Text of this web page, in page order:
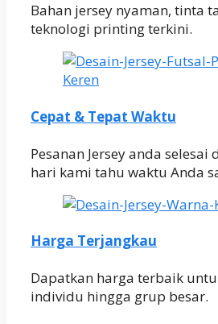
Bahan jersey nyaman, tinta
teknologi printing terkini.
Cepat & Tepat Waktu
Pesanan Jersey anda
hari kami tahu waktu Anda
Harga Terjangkau
Dapatkan harga terbaik
individu hingga grup besar.